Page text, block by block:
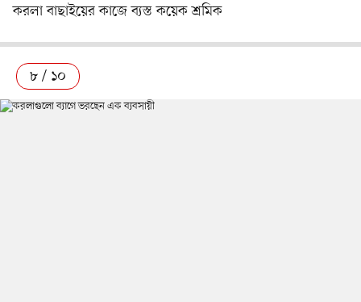
করলা বাছাইয়ের কাজে ব্যস্ত কয়েক শ্রমিক
৮ / ১০